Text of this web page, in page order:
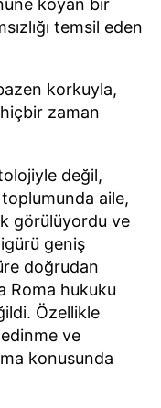
temsil eden
korkuyla,
zaman
değil,
aile,
görülüyordu ve
geniş
doğrudan
Roma hukuku
Özellikle
ve
konusunda